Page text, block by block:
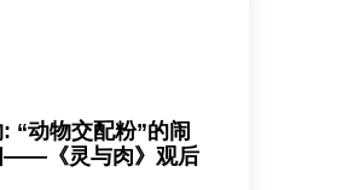
“动物交配粉”的闹
——《灵与肉》观后